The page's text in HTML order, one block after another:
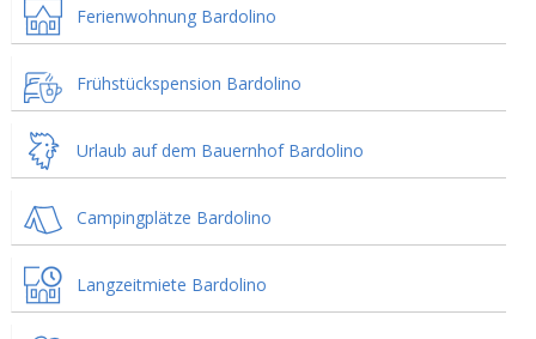
Ferienwohnung Bardolino
Frühstückspension Bardolino
Urlaub auf dem Bauernhof Bardolino
Campingplätze Bardolino
Langzeitmiete Bardolino